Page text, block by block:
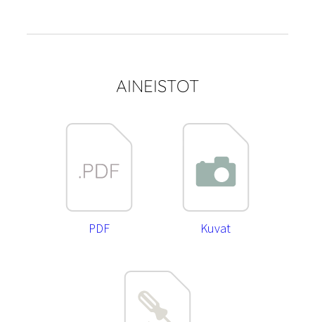
AINEISTOT
PDF Kuvat